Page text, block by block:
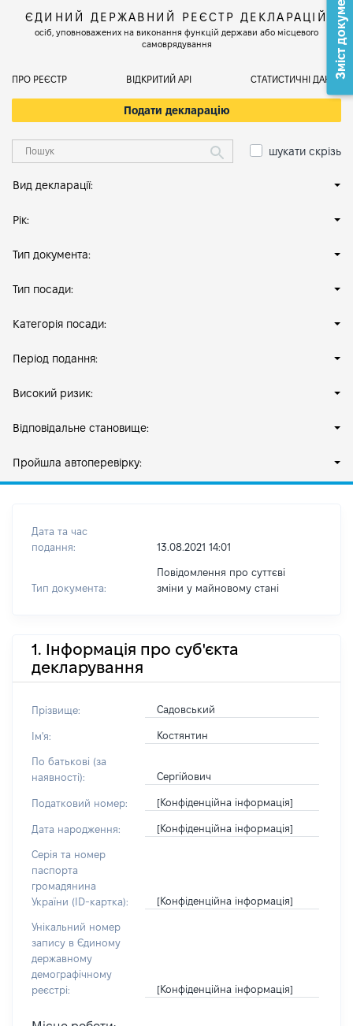
ЄДИНИЙ ДЕРЖАВНИЙ РЕЄСТР ДЕКЛАРАЦІЙ
осіб, уповноважених на виконання функцій держави або місцевого
самоврядування
ПРО РЕЄСТР ВІДКРИТИЙ АРІ СТАТИСТИЧНІ ДАНІ
Подати декларацію
шукати скрізь
Вид декларації:
Рік:
Тип документа:
Тип посади:
Категорія посади:
Період подання:
Високий ризик:
Відповідальне становище:
Пройшла автоперевірку:
Дата та час
подання:
13.08.2021 14:01
Тип документа:
Повідомлення про суттєві
зміни y майновому стані
1. Інформація про суб'єкта
декларування
Прізвище: Садовський
Ім'я: Костянтин
По батькові (за
наявності):
Сергійович
Податковий номер: [Конфіденційна інформація]
Дата народження: [Конфіденційна інформація]
Серія та номер
паспорта
громадянина
України (ID-картка):
[Конфіденційна інформація]
Унікальний номер
запису в Єдиному
державному
демографічному
реєстрі:
[Конфіденційна інформація]
Зміст документа